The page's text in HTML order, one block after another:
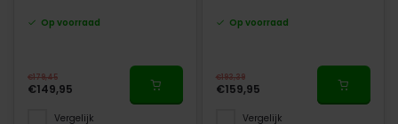
Op voorraad
€179,45
€149,95
Vergelijk
Op voorraad
€193,39
€159,95
Vergelijk